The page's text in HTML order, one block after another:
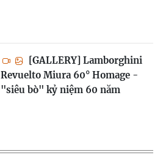
[GALLERY] Lamborghini
Revuelto Miura 60° Homage -
"siêu bò" kỷ niệm 60 năm